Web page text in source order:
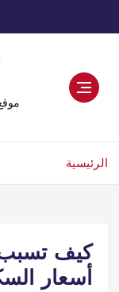
الرئيسية
كيف
أسعار